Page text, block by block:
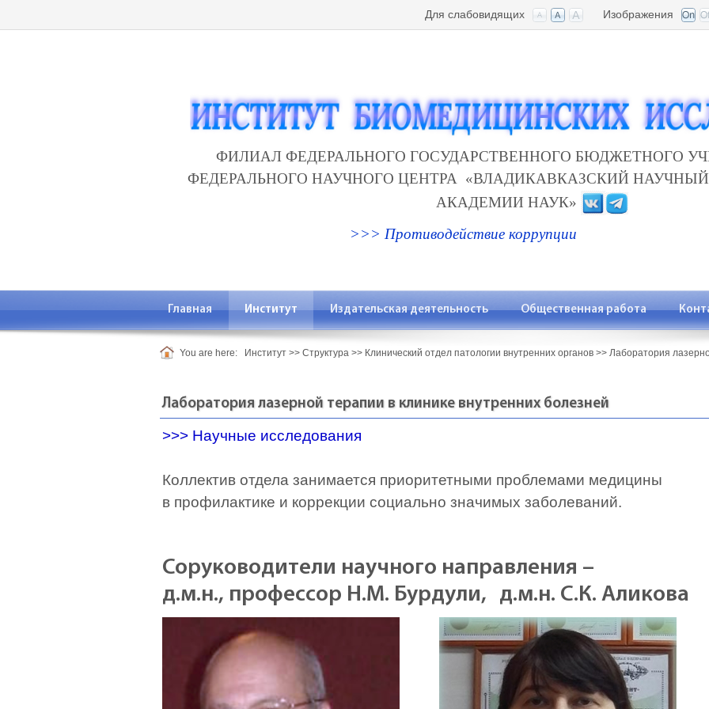
Изображения
Для слабовидящих
ФИЛИАЛ ФЕДЕРАЛЬНОГО ГОСУДАРСТВЕННОГО БЮДЖЕТНОГО
ФЕДЕРАЛЬНОГО НАУЧНОГО ЦЕНТРА «ВЛАДИКАВКАЗСКИЙ
АКАДЕМИИ НАУК»
>>> Противодействие коррупции
Главная Институт Издательская деятельность Общественная работа
You are here: Институт >> Структура >> Клинический отдел патологии внутренних органов >> Лаборатория
Лаборатория лазерной терапии в клинике внутренних болезней
>>> Научные исследования
Коллектив отдела занимается приоритетными проблемами медицины
в профилактике и коррекции социально значимых заболеваний.
Соруководители научного направления –
д.м.н., профессор Н.М. Бурдули,
д.м.н. С.К. Аликова